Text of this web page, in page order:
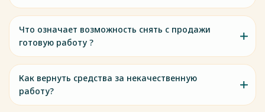
Что означает возможность снять с продажи
готовую работу ?
Как вернуть средства за некачественную
работу?